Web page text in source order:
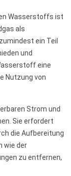
Wasserstoffs ist
als
ein Teil
und
eine
Nutzung von
Strom und
Sie erfordert
die Aufbereitung
wie der
zu entfernen,